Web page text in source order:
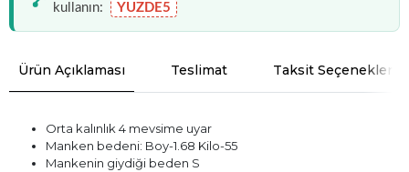
kullanın:
YUZDE5
Ürün Açıklaması Teslimat Taksit Seçenekleri
Orta kalınlık 4 mevsime uyar
Manken bedeni: Boy-1.68 Kilo-55
Mankenin giydiği beden S